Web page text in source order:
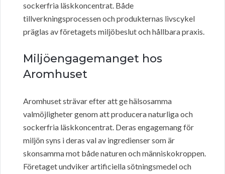
sockerfria läskkoncentrat. Både
tillverkningsprocessen och produkternas livscykel
präglas av företagets miljöbeslut och hållbara praxis.
Miljöengagemanget hos
Aromhuset
Aromhuset strävar efter att ge hälsosamma
valmöjligheter genom att producera naturliga och
sockerfria läskkoncentrat. Deras engagemang för
miljön syns i deras val av ingredienser som är
skonsamma mot både naturen och människokroppen.
Företaget undviker artificiella sötningsmedel och